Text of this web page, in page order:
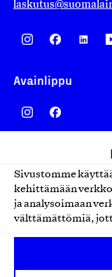
Sivustomme
kehittämään
ja analysoimaan
välttämättömiä,
Avainlippu
Design From